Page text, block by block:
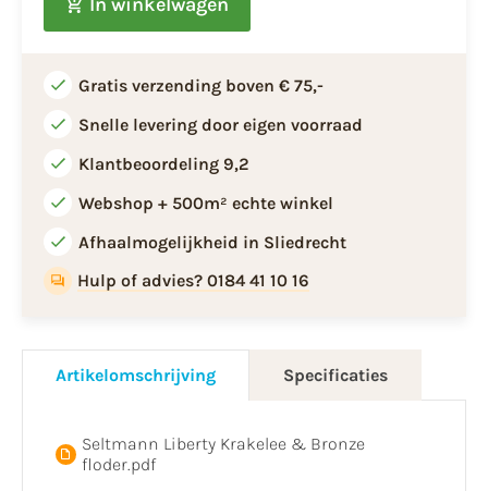
Gratis verzending boven € 75,-
Snelle levering door eigen voorraad
Klantbeoordeling 9,2
Webshop + 500m² echte winkel
Afhaalmogelijkheid in Sliedrecht
Hulp of advies? 0184 41 10 16
Artikelomschrijving Specificaties
Seltmann Liberty Krakelee & Bronze
floder.pdf